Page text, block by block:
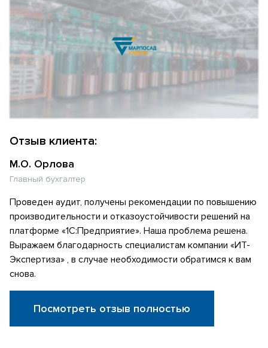
Отзыв клиента:
М.О. Орлова
Главный бухгалтер
Проведен аудит, получены рекомендации по повышению
производительности и отказоустойчивости решений на
платформе «1С:Предприятие». Наша проблема решена.
Выражаем благодарность специалистам компании «ИТ-
Экспертиза» , в случае необходимости обратимся к вам
снова.
Посмотреть отзыв полностью